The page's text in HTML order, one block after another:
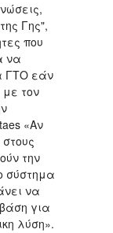
Γης",
που
να
ΓΤΟ εάν
τον
«Αν
την
σύστημα
να
για
λύση».